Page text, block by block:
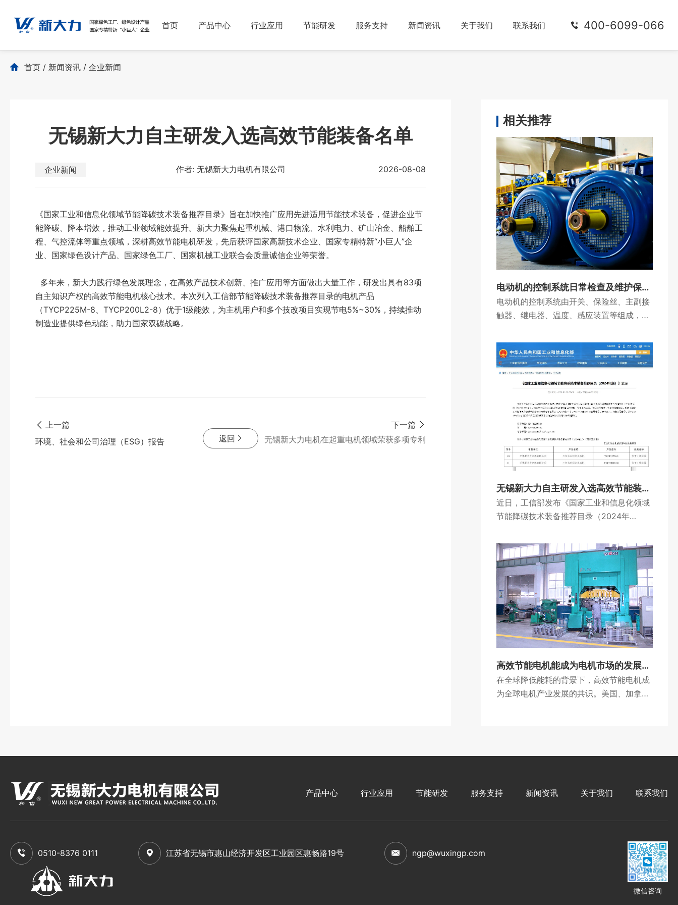
首页 产品中心 行业应用 节能研发 服务支持 新闻资讯 关于我们 联系我们 400-6099-066
首页 / 新闻资讯 / 企业新闻
无锡新大力自主研发入选高效节能装备名单
企业新闻 作者: 无锡新大力电机有限公司 2026-08-08
《国家工业和信息化领域节能降碳技术装备推荐目录》旨在加快推广应用先进适用节能技术装备，促进企业节
能降碳、降本增效，推动工业领域能效提升。新大力聚焦起重机械、港口物流、水利电力、矿山冶金、船舶工
程、气控流体等重点领域，深耕高效节能电机研发，先后获评国家高新技术企业、国家专精特新“小巨人”企
业、国家绿色设计产品、国家绿色工厂、国家机械工业联合会质量诚信企业等荣誉。
多年来，新大力践行绿色发展理念，在高效产品技术创新、推广应用等方面做出大量工作，研发出具有83项
自主知识产权的高效节能电机核心技术。本次列入工信部节能降碳技术装备推荐目录的电机产品
（TYCP225M-8、TYCP200L2-8）优于1级能效，为主机用户和多个技改项目实现节电5%~30%，持续推动
制造业提供绿色动能，助力国家双碳战略。
上一篇
环境、社会和公司治理（ESG）报告
下一篇
无锡新大力电机在起重电机领域荣获多项专利
返回
相关推荐
电动机的控制系统日常检查及维护保养要注意哪些？
电动机的控制系统由开关、保险丝、主副接
触器、继电器、温度、感应装置等组成，相
原理图分析排查。平时要注意保持控制箱
内、外清洁干燥，不能有水、油污，定期
（每周）用小风机吹干净箱内各元件及接线
柱、排上的灰尘，或用刷子蘸电器清洁剂刷
干净，以免影响接触器、继电器的工作或绝
无锡新大力自主研发入选高效节能装备名单
近日，工信部发布《国家工业和信息化领域
节能降碳技术装备推荐目录（2024年
三相永磁同步电动机，成功入选高效节能装
备名单。
高效节能电机能成为电机市场的发展趋势吗？
在全球降低能耗的背景下，高效节能电机成
为全球电机产业发展的共识。美国、加拿
大利亚AS/NS1359.5—2000和中国
产品中心 行业应用 节能研发 服务支持 新闻资讯 关于我们 联系我们
0510-8376 0111 江苏省无锡市惠山经济开发区工业园区惠畅路19号 ngp@wuxingp.com
微信咨询